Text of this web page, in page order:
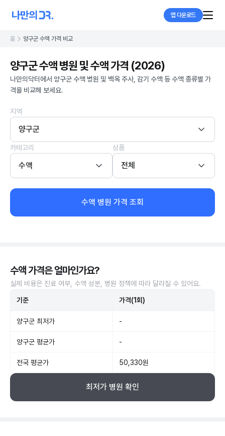
앱 다운로드
홈 양구군 수액 가격 비교
양구군 수액 병원 및 수액 가격 (2026)
나만의닥터에서 양구군 수액 병원 및 백옥 주사, 감기 수액 등 수액 종류별 가
격을 비교해 보세요.
지역
양구군
카테고리
수액
상품
전체
수액 병원 가격 조회
수액 가격은 얼마인가요?
실제 비용은 진료 여부, 수액 성분, 병원 정책에 따라 달라질 수 있어요.
기준 가격(1회)
양구군 최저가 -
양구군 평균가 -
전국 평균가 50,330원
최저가 병원 확인